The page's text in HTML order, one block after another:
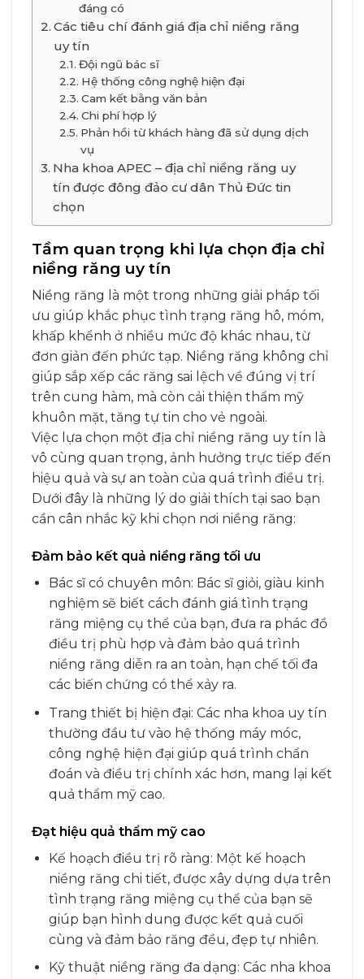
đáng có
Các tiêu chí đánh giá địa chỉ niềng răng
uy tín
Đội ngũ bác sĩ
Hệ thống công nghệ hiện đại
Cam kết bằng văn bản
Chi phí hợp lý
Phản hồi từ khách hàng đã sử dụng dịch
vụ
Nha khoa APEC – địa chỉ niềng răng uy
tín được đông đảo cư dân Thủ Đức tin
chọn
Tầm quan trọng khi lựa chọn địa chỉ
niềng răng uy tín
Niềng răng là một trong những giải pháp tối
ưu giúp khắc phục tình trạng răng hô, móm,
khấp khểnh ở nhiều mức độ khác nhau, từ
đơn giản đến phức tạp. Niềng răng không chỉ
giúp sắp xếp các răng sai lệch về đúng vị trí
trên cung hàm, mà còn cải thiện thẩm mỹ
khuôn mặt, tăng tự tin cho vẻ ngoài.
Việc lựa chọn một địa chỉ niềng răng uy tín là
vô cùng quan trọng, ảnh hưởng trực tiếp đến
hiệu quả và sự an toàn của quá trình điều trị.
Dưới đây là những lý do giải thích tại sao bạn
cần cân nhắc kỹ khi chọn nơi niềng răng:
Đảm bảo kết quả niềng răng tối ưu
Bác sĩ có chuyên môn: Bác sĩ giỏi, giàu kinh
nghiệm sẽ biết cách đánh giá tình trạng
răng miệng cụ thể của bạn, đưa ra phác đồ
điều trị phù hợp và đảm bảo quá trình
niềng răng diễn ra an toàn, hạn chế tối đa
các biến chứng có thể xảy ra.
Trang thiết bị hiện đại: Các nha khoa uy tín
thường đầu tư vào hệ thống máy móc,
công nghệ hiện đại giúp quá trình chẩn
đoán và điều trị chính xác hơn, mang lại kết
quả thẩm mỹ cao.
Đạt hiệu quả thẩm mỹ cao
Kế hoạch điều trị rõ ràng: Một kế hoạch
niềng răng chi tiết, được xây dựng dựa trên
tình trạng răng miệng cụ thể của bạn sẽ
giúp bạn hình dung được kết quả cuối
cùng và đảm bảo răng đều, đẹp tự nhiên.
Kỹ thuật niềng răng đa dạng: Các nha khoa